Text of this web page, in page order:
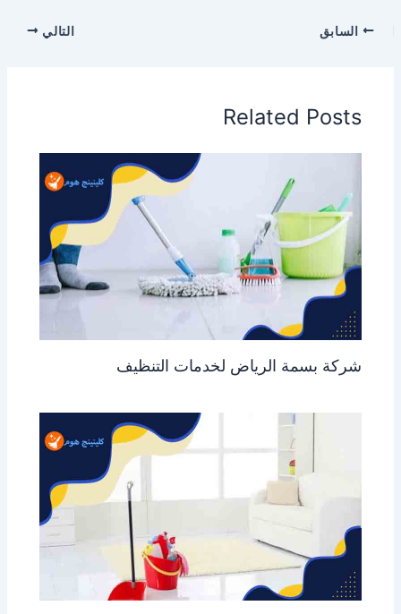
السابق التالي
Related Posts
شركة بسمة الرياض لخدمات التنظيف